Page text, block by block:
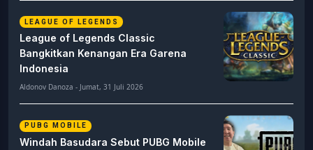
LEAGUE OF LEGENDS
League of Legends Classic
Bangkitkan Kenangan Era Garena
Indonesia
Aldonov Danoza - Jumat, 31 Juli 2026
PUBG MOBILE
Windah Basudara Sebut PUBG Mobile